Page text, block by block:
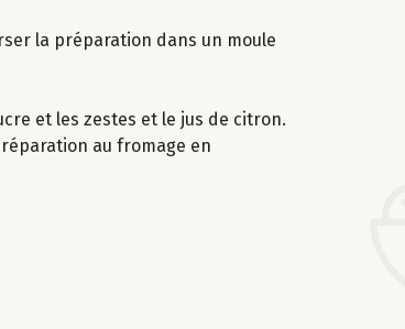
la préparation dans un moule
et les zestes et le jus de citron.
au fromage en